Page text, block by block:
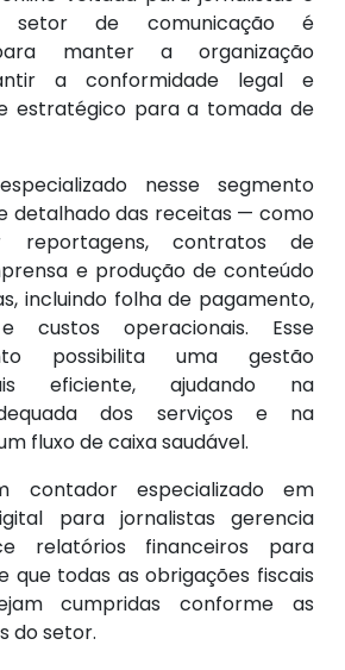
setor de comunicação é
manter a organização
a conformidade legal e
estratégico para a tomada de
nesse segmento
detalhado das receitas — como
reportagens, contratos de
e produção de conteúdo
incluindo folha de pagamento,
custos operacionais. Esse
possibilita uma gestão
eficiente, ajudando na
dos serviços e na
fluxo de caixa saudável.
contador especializado em
para jornalistas gerencia
relatórios financeiros para
que todas as obrigações fiscais
cumpridas conforme as
do setor.